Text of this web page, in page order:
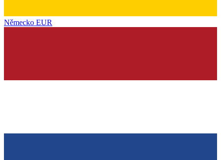
Německo EUR